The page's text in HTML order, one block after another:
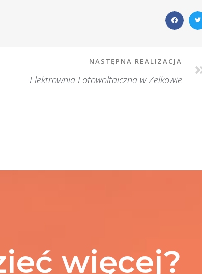
NASTĘPNA REALIZACJA
Elektrownia Fotowoltaiczna w Zelkowie
więcej?